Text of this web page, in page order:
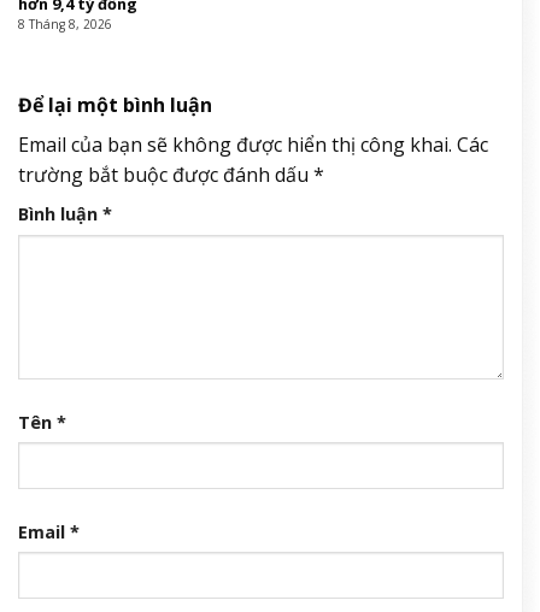
8 Tháng 8, 2026
Để lại một bình luận
Email của bạn sẽ không được hiển thị công khai. Các
trường bắt buộc được đánh dấu *
Bình luận *
Tên *
Email *